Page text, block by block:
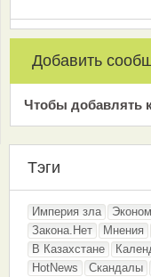
Добавить
Чтобы добавлять
Тэги
Империя зла
Закона.Нет
Мнения
В Казахстане
HotNews
Скандалы